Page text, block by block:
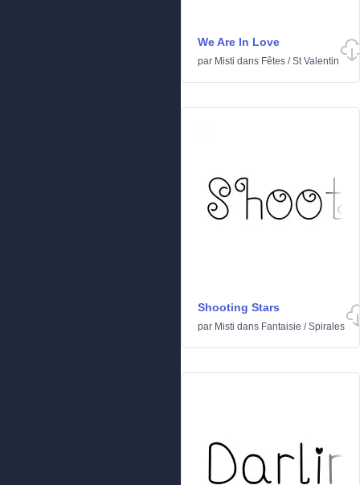
We Are In Love
par Misti dans Fêtes /St Valentin
Shooting Stars
par Misti dans Fantaisie /Spirales